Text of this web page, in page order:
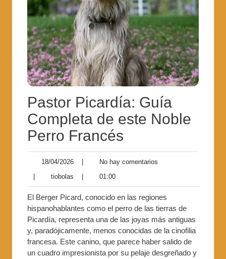
Pastor Picardía: Guía
Completa de este Noble
Perro Francés
18/04/2026
No hay comentarios
tiobolas 01:00
El Berger Picard, conocido en las regiones
hispanohablantes como el perro de las tierras de
Picardía, representa una de las joyas más antiguas
y, paradójicamente, menos conocidas de la cinofilia
francesa. Este canino, que parece haber salido de
un cuadro impresionista por su pelaje desgreñado y